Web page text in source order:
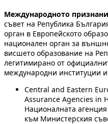
Международното
съвет на Република
орган в Европейското
национален орган за
висшето образование на
легитимирано от
международни институции
Central and Eastern
Assurance Agencies in
Националната
към Министерския